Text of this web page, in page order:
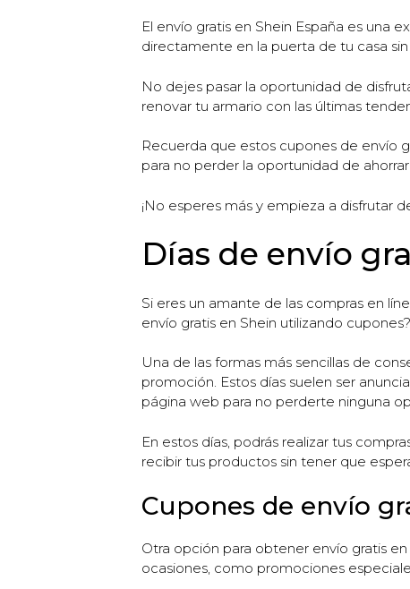
El envío gratis en Shein España es una
directamente en la puerta de tu casa
No dejes pasar la oportunidad de
renovar tu armario con las últimas
Recuerda que estos cupones de envío
para no perder la oportunidad de
¡No esperes más y empieza a disfrutar
Días de envío
Si eres un amante de las compras en
envío gratis en Shein utilizando
Una de las formas más sencillas de
promoción. Estos días suelen ser
página web para no perderte ninguna
En estos días, podrás realizar tus
recibir tus productos sin tener que
Cupones de envío
Otra opción para obtener envío gratis
ocasiones, como promociones